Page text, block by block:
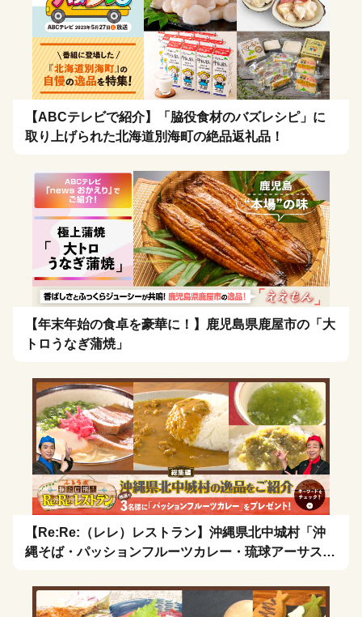
【ABCテレビで紹介】「脇役食材のバズレシピ」に
取り上げられた北海道別海町の絶品返礼品！
【年末年始の食卓を豪華に！】鹿児島県鹿屋市の「大
トロうなぎ蒲焼」
【Re:Re:（レレ）レストラン】沖縄県北中城村「沖
縄そば・パッションフルーツカレー・琉球アーサスー